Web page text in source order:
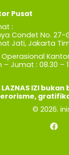
Pusat
:
Condet No. 27-
Jati, Jakarta
– Jumat : 08.30 –
IZI
© 2026.